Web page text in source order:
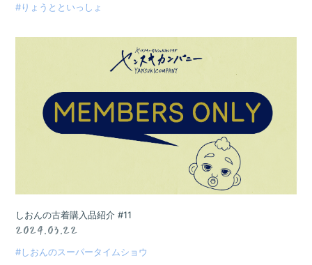
#りょうとといっしょ
しおんの古着購入品紹介 #11
2024.03.22
#しおんのスーパータイムショウ